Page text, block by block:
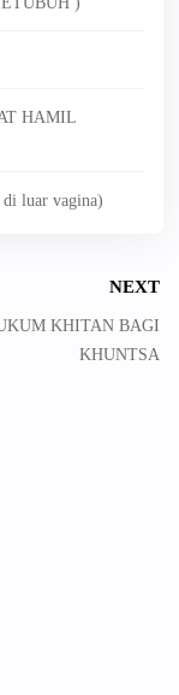
HAMIL
luar vagina)
NEXT
KHITAN BAGI
KHUNTSA